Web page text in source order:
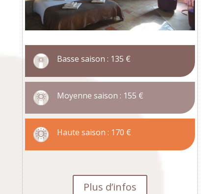
Basse saison : 135 €
Moyenne saison : 155 €
Haute saison : 170 €
Plus d’infos